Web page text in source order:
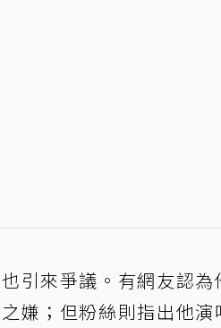
引來爭議。有網友認
嫌；但粉絲則指出他